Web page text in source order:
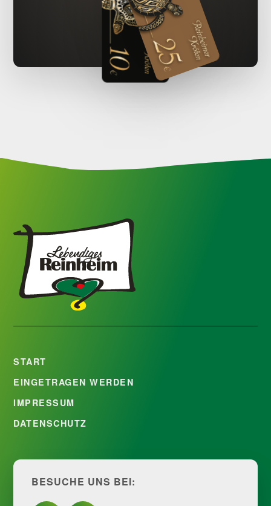
START
EINGETRAGEN WERDEN
IMPRESSUM
DATENSCHUTZ
BESUCHE UNS BEI: